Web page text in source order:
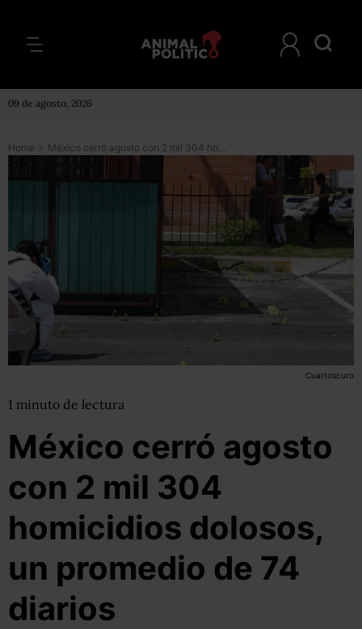
09 de agosto, 2026
Home > México cerró agosto con 2 mil 304 homicidios dolosos, un promedio de 74 diarios
Cuartoscuro
1 minuto de lectura
México cerró agosto
con 2 mil 304
homicidios dolosos,
un promedio de 74
diarios